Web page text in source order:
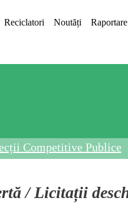
Reciclatori Noutăți Raportare
Competitive Publice
/ Licitații